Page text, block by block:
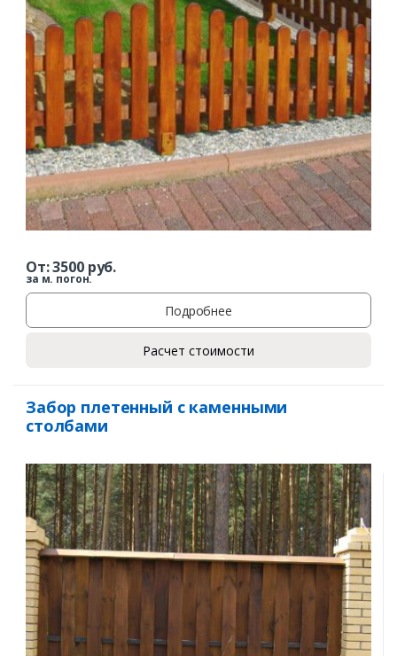
От:3500руб.
за м. погон.
Подробнее
Расчет стоимости
Забор плетенный с каменными
столбами